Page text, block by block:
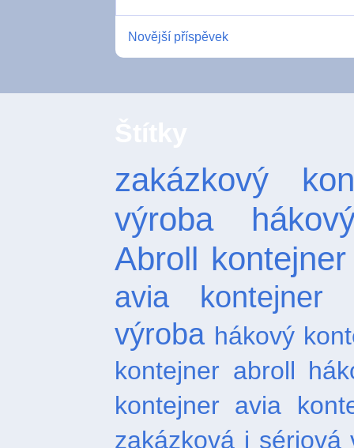
Novější příspěvek
zakázkový
výroba
Abroll
avia kontejner
výroba hákový
kontejner abroll
kontejner avia
zakázková i sériová